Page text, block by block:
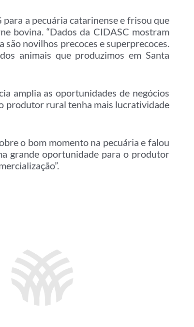
a pecuária catarinense e frisou que
bovina. “Dados da CIDASC mostram
novilhos precoces e superprecoces.
animais que produzimos em Santa
amplia as oportunidades de negócios
produtor rural tenha mais lucratividade
o bom momento na pecuária e falou
grande oportunidade para o produtor